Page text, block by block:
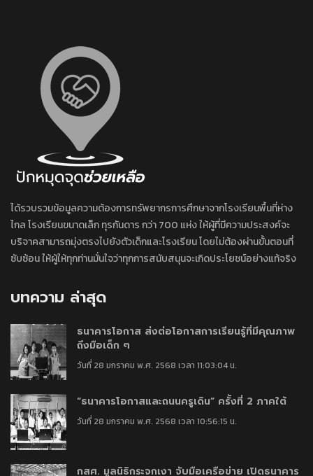
ได้รวบรวมข้อมูลความต้องการทรัพยากรการศึกษาจากโรงเรียนพื้นที่ห่าง
ไกล โรงเรียนขนาดเล็ก ทุรกันดาร กว่า 700 แห่ง ให้ผู้ที่มีความประสงค์จะ
บริจาคสามารถมุ่งตรงไปยังตัวเด็กและโรงเรียน โดยไม่ต้องผ่านขั้นตอนที่
ซับซ้อน ให้ผู้ให้ทุกท่านมั่นใจว่าทุกการสนับสนุนจะเกิดประโยชน์อย่างแท้จริง
บทความ ล่าสุด
ธนาคารโอกาส ส่งต่อโอกาสการเรียนรู้ที่มีคุณภาพ
ถึงมือเด็ก ๆ
วันที่ 28 มกราคม พ.ศ. 2568 เวลา 11:03:04 น.
“ธนาคารโอกาสและถนนครูเดิน” ครั้งที่ 2 ภาคใต้
วันที่ 28 มกราคม พ.ศ. 2568 เวลา 10:56:15 น.
กสศ. มูลนิธิกระจกเงา จับมือเครือข่าย เปิดธนาคาร